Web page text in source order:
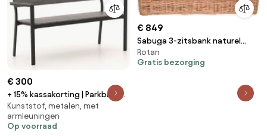
€ 300
+ 15% kassakorting | Parkbank
Bellagio | Aluminium/Polywood |
2 personen | Tuinbank Grijs |
128cm | Kees Smit Tuinmeubelen
Kunststof, metalen, met
armleuningen
Op voorraad
€ 849
Sabuga 3-zitsbank naturel
rotan
Rotan
Gratis bezorging